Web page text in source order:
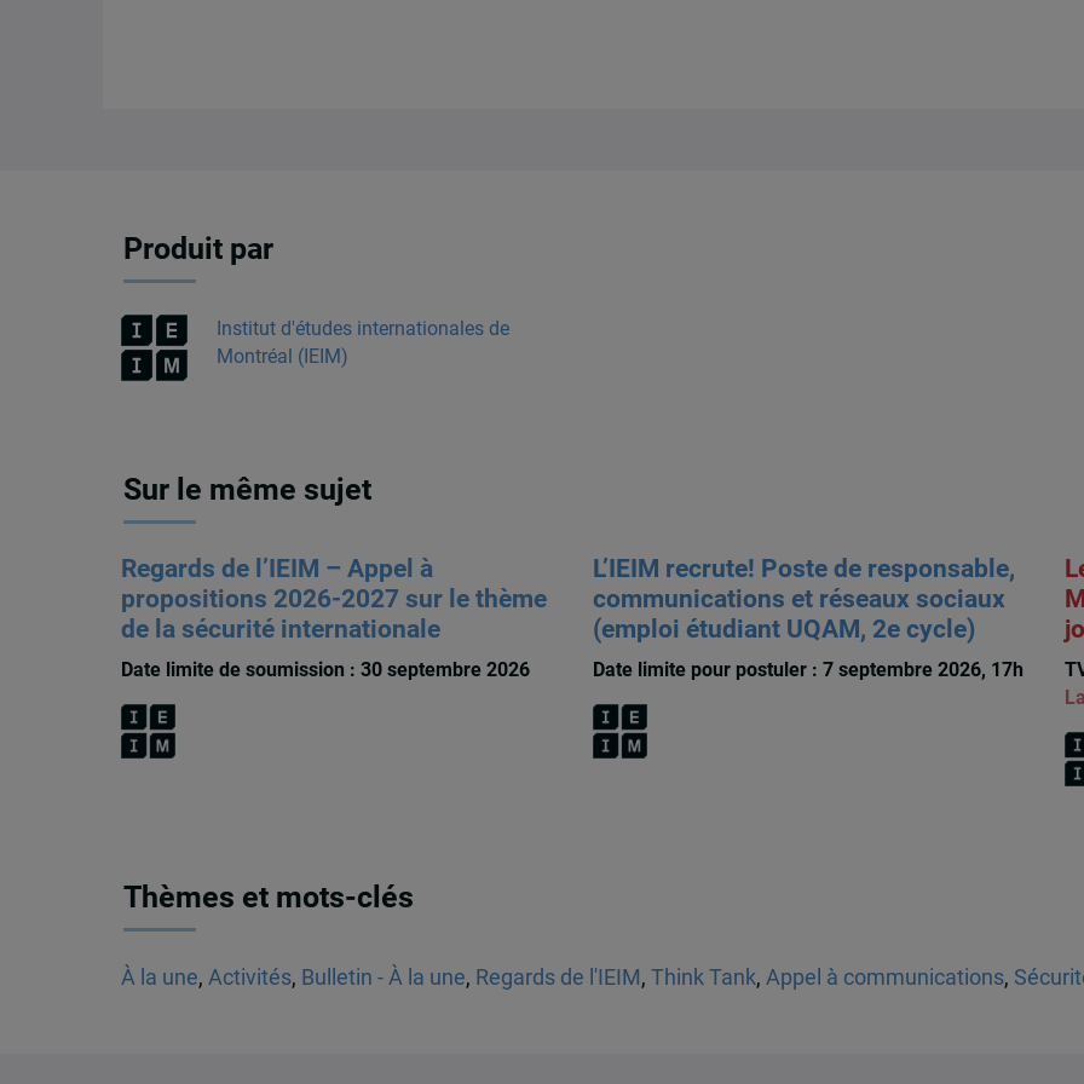
Produit par
Institut d'études internationales de
Montréal (IEIM)
Sur le même sujet
Regards de l’IEIM – Appel à
propositions 2026-2027 sur le thème
de la sécurité internationale
Date limite de soumission : 30 septembre 2026
L’IEIM recrute! Poste de responsable,
communications et réseaux sociaux
(emploi étudiant UQAM, 2e cycle)
Date limite pour postuler : 7 septembre 2026, 17h
Thèmes et mots-clés
À la une, Activités, Bulletin - À la une, Regards de l'IEIM, Think Tank, Appel à communications,